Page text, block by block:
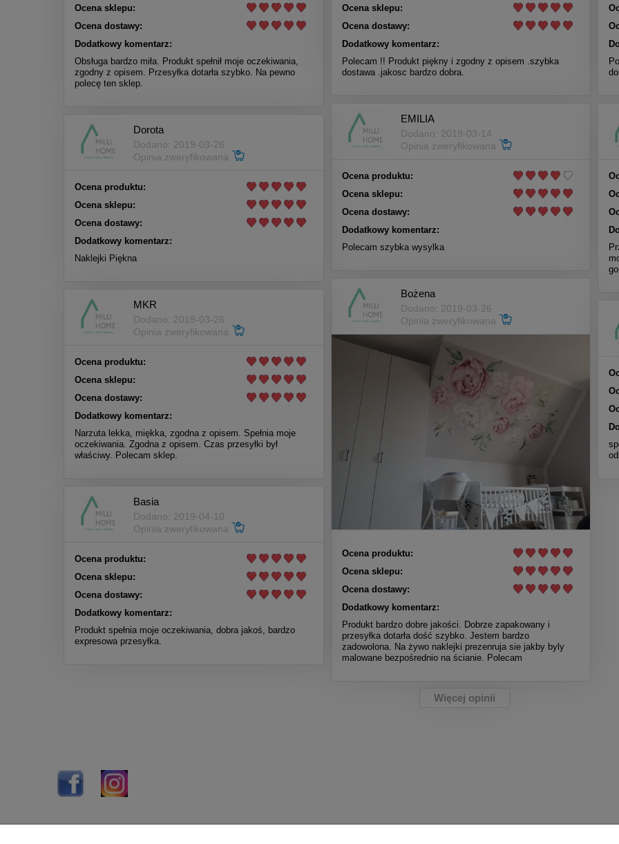
Ocena sklepu:
Ocena dostawy:
Dodatkowy komentarz:
Obsługa bardzo miła. Produkt spełnił moje oczekiwania,
zgodny z opisem. Przesyłka dotarła szybko. Na pewno
polecę ten sklep.
Ocena sklepu:
Ocena dostawy:
Dodatkowy komentarz:
Polecam !! Produkt piękny i zgodny z opisem .szybka
dostawa .jakosc bardzo dobra.
EMILIA
Dodano: 2019-03-14
Opinia zweryfikowana
Ocena produktu:
Ocena sklepu:
Ocena dostawy:
Dodatkowy komentarz:
Polecam szybka wysylka
Dorota
Dodano: 2019-03-26
Opinia zweryfikowana
Ocena produktu:
Ocena sklepu:
Ocena dostawy:
Dodatkowy komentarz:
Naklejki Piękna
Bożena
Dodano: 2019-03-26
Opinia zweryfikowana
Ocena produktu:
Ocena sklepu:
Ocena dostawy:
Dodatkowy komentarz:
Produkt bardzo dobre jakości. Dobrze zapakowany i
przesyłka dotarła dość szybko. Jestem bardzo
zadowolona. Na żywo naklejki prezenruja sie jakby byly
malowane bezpośrednio na ścianie. Polecam
MKR
Dodano: 2019-03-26
Opinia zweryfikowana
Ocena produktu:
Ocena sklepu:
Ocena dostawy:
Dodatkowy komentarz:
Narzuta lekka, miękka, zgodna z opisem. Spełnia moje
oczekiwania. Zgodna z opisem. Czas przesyłki był
właściwy. Polecam sklep.
Basia
Dodano: 2019-04-10
Opinia zweryfikowana
Ocena produktu:
Ocena sklepu:
Ocena dostawy:
Dodatkowy komentarz:
Produkt spełnia moje oczekiwania, dobra jakoś, bardzo
expresowa przesyłka.
Więcej opinii